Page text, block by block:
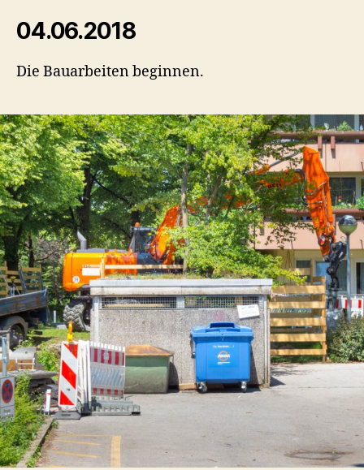
04.06.2018
Die Bauarbeiten beginnen.